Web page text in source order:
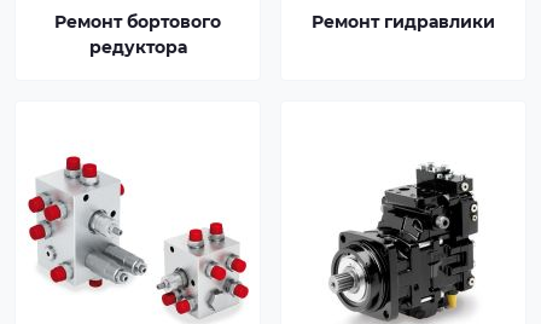
Ремонт бортового
редуктора
Ремонт гидравлики